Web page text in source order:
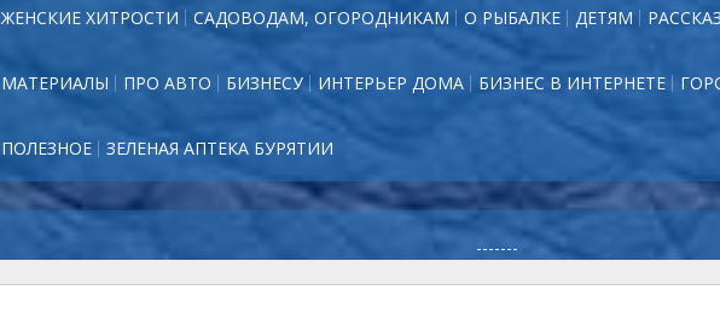
ЖЕНСКИЕ ХИТРОСТИ САДОВОДАМ, ОГОРОДНИКАМ О РЫБАЛКЕ ДЕТЯМ
МАТЕРИАЛЫ ПРО АВТО БИЗНЕСУ ИНТЕРЬЕР ДОМА БИЗНЕС В ИНТЕРНЕТЕ
ПОЛЕЗНОЕ ЗЕЛЕНАЯ АПТЕКА БУРЯТИИ
-------